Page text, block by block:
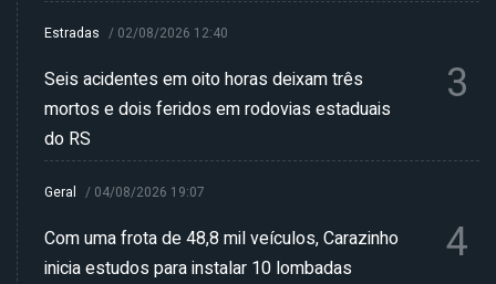
Estradas / 02/08/2026 12:40
Seis acidentes em oito horas deixam três
mortos e dois feridos em rodovias estaduais
do RS
3
Geral / 04/08/2026 19:07
Com uma frota de 48,8 mil veículos, Carazinho
inicia estudos para instalar 10 lombadas
4